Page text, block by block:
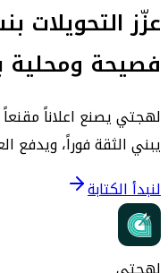
عزّز التحويلات
فصيحة
لهجتي يصنع اعلاناً
يبني الثقة فوراً، ويدفع
لنبدأ الكتابة